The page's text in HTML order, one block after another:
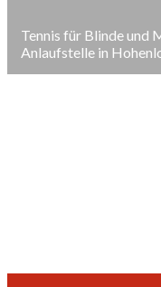
Tennis für Blinde und
Anlaufstelle in